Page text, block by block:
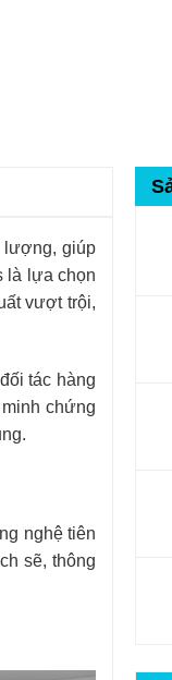
lượng, giúp
là lựa chọn
vượt trội,
tác hàng
chứng
nghệ tiên
sẽ, thông